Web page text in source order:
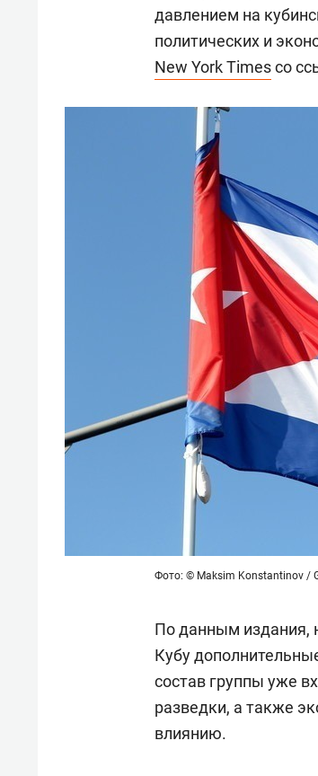
давлением на
политических и
New York Timesсо
Фото: © Maksim Konstantinov /
По данным издания,
Кубу
состав группы уже
разведки, а также
влиянию.